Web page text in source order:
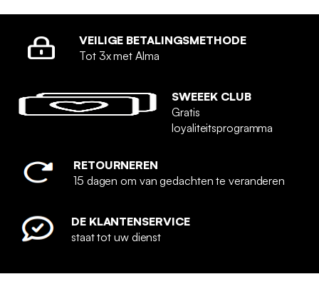
VEILIGE BETALINGSMETHODE
Tot 3x met Alma
SWEEEK CLUB
Gratis
loyaliteitsprogramma
RETOURNEREN
15 dagen om van gedachten te veranderen
DE KLANTENSERVICE
staat tot uw dienst